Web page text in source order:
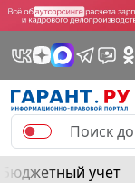
Бюджетный учет